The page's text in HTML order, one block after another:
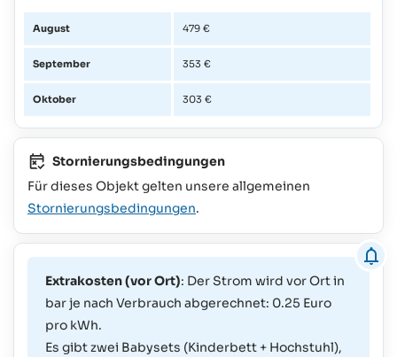
August 479 €
September 353 €
Oktober 303 €
Stornierungsbedingungen
Für dieses Objekt gelten unsere allgemeinen
Stornierungsbedingungen.
Extrakosten (vor Ort): Der Strom wird vor Ort in
bar je nach Verbrauch abgerechnet: 0.25 Euro
pro kWh.
Es gibt zwei Babysets (Kinderbett + Hochstuhl),